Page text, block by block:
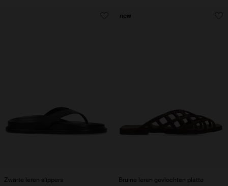
Zwarte leren slippers
Bruine leren gevlochten platte
new